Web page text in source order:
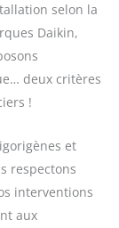
selon la
Daikin,
deux critères
!
et
respectons
interventions
aux